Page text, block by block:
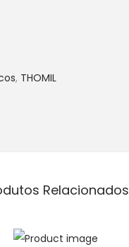
, THOMIL
Relacionados